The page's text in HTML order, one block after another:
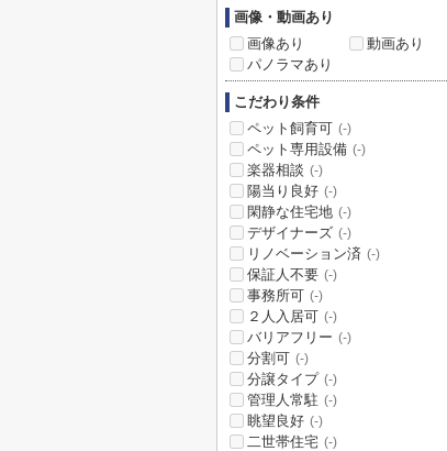
画像・動画あり
画像あり
動画あり
パノラマあり
こだわり条件
ペット飼育可 (-)
ペット専用設備 (-)
楽器相談 (-)
陽当り良好 (-)
閑静な住宅地 (-)
デザイナーズ (-)
リノベーション済 (-)
保証人不要 (-)
事務所可 (-)
２人入居可 (-)
バリアフリー (-)
分割可 (-)
分譲タイプ (-)
管理人常駐 (-)
眺望良好 (-)
二世帯住宅 (-)